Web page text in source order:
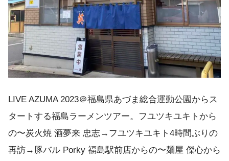
LIVE AZUMA 2023＠福島県あづま総合運動公園からス
タートする福島ラーメンツアー。フユツキユキトから
の〜炭火焼 酒夢来 忠志 →フユツキユキト4時間ぶりの
再訪→豚バル Porky 福島駅前店からの〜麺屋 傑心から